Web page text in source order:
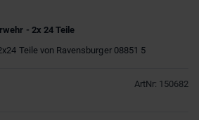
- 2x 24 Teile
Teile von Ravensburger 08851 5
ArtNr: 150682